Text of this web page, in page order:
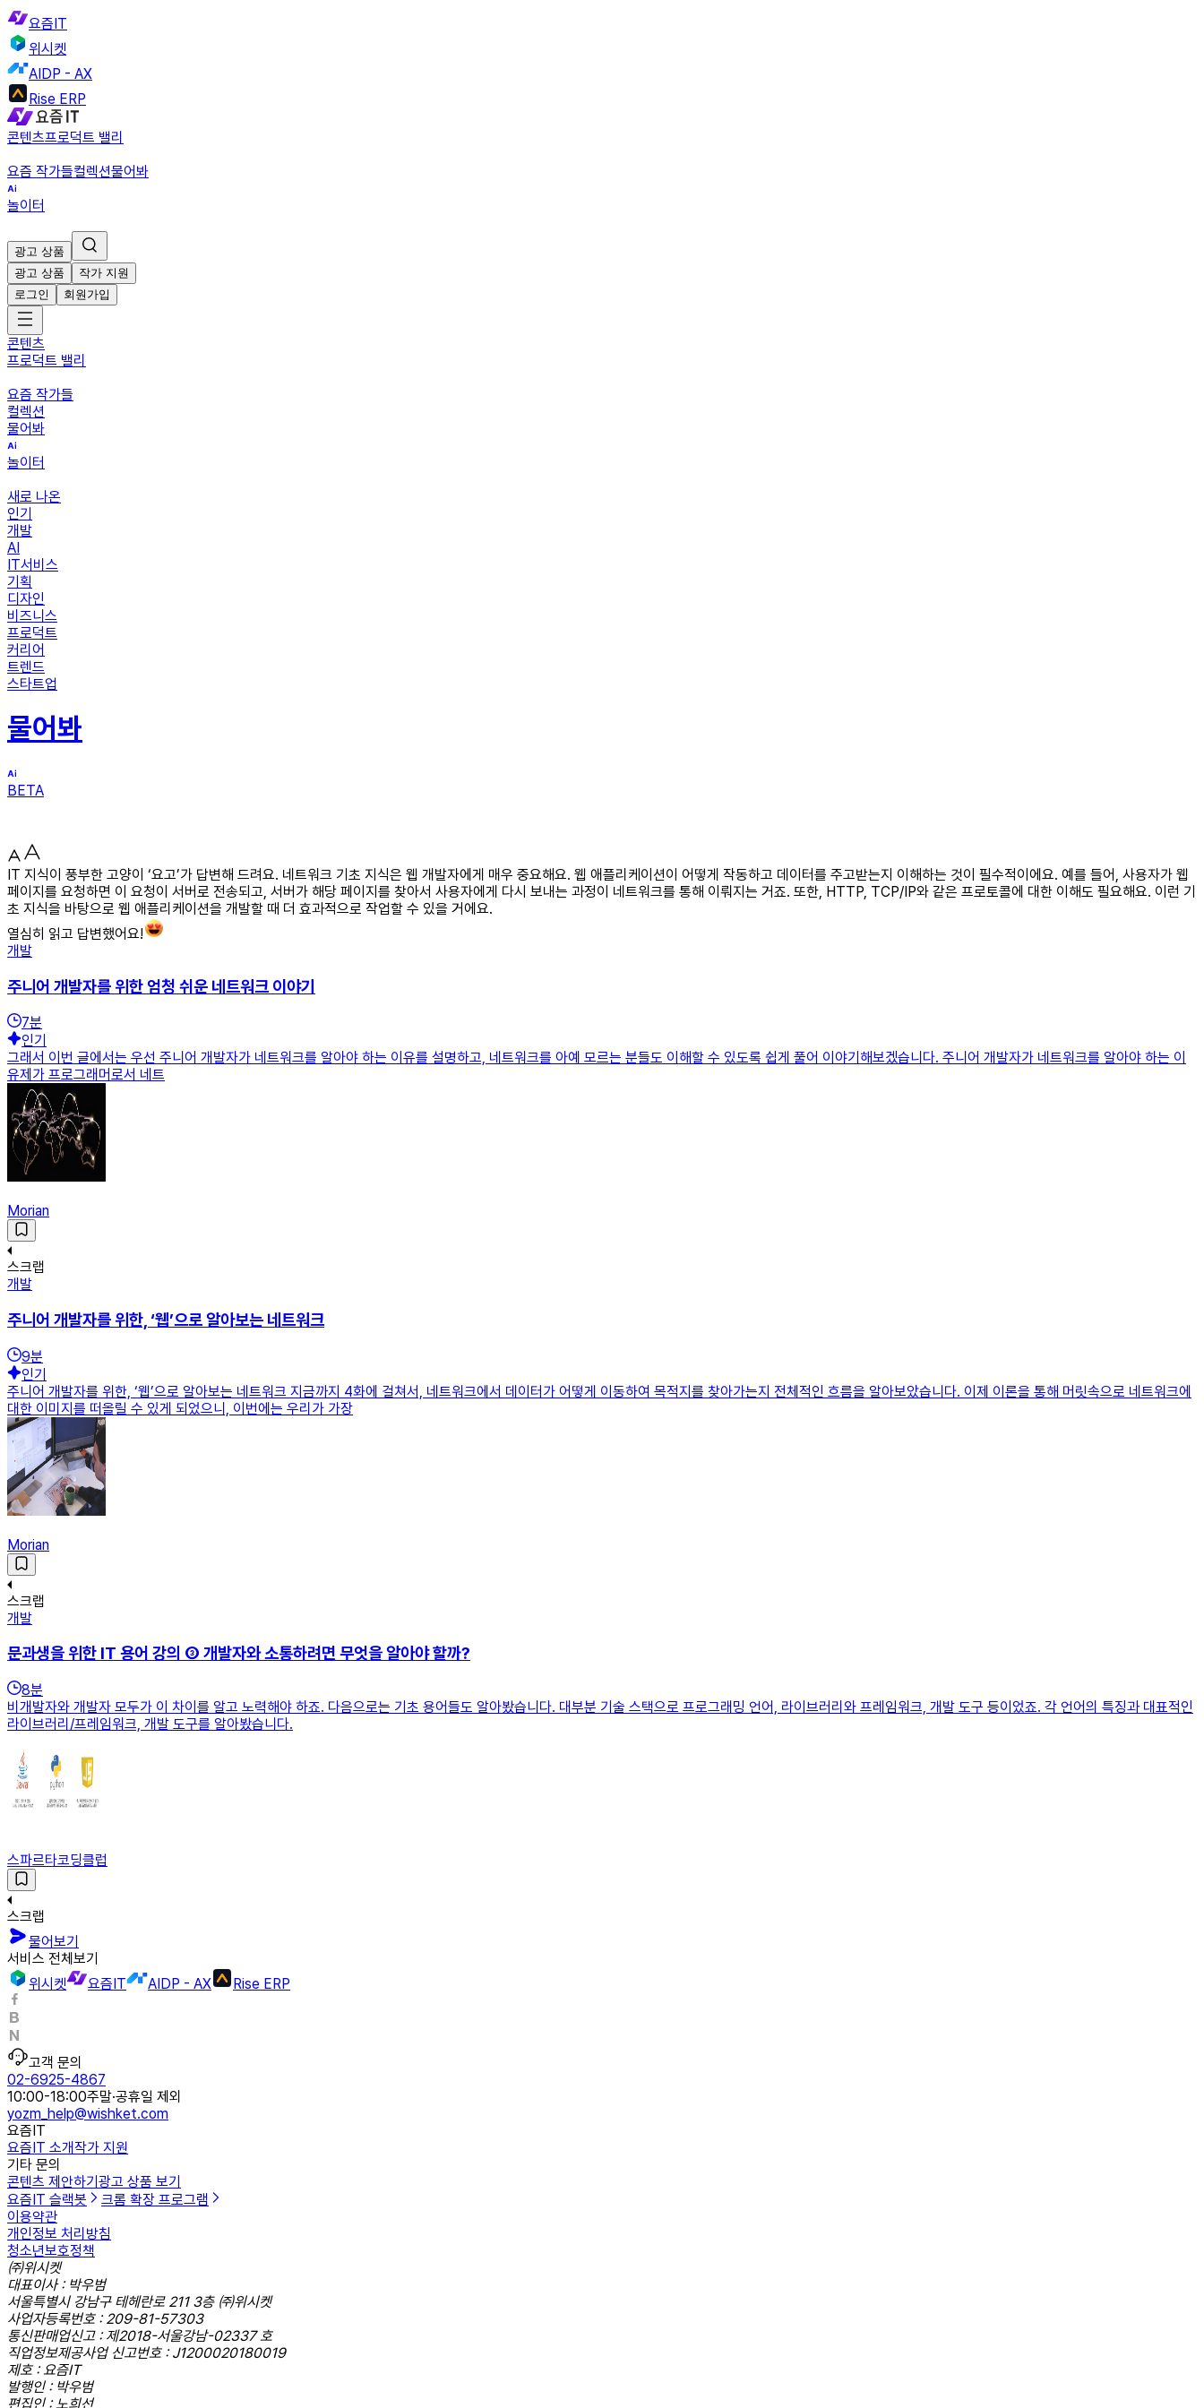
요즘IT
위시켓
AIDP - AX
Rise ERP
콘텐츠프로덕트 밸리
요즘 작가들컬렉션물어봐
놀이터
광고 상품
광고 상품
작가 지원
로그인
회원가입
콘텐츠
프로덕트 밸리
요즘 작가들
컬렉션
물어봐
놀이터
새로 나온
인기
개발
AI
IT서비스
기획
디자인
비즈니스
프로덕트
커리어
트렌드
스타트업
물어봐
BETA
IT 지식이 풍부한 고양이 ‘요고’가 답변해 드려요. 네트워크 기초 지식은 웹 개발자에게 매우 중요해요. 웹 애플리케이션이 어떻게 작동하고 데이터를 주고받는지 이해하는 것이 필수적이에요. 예를 들어, 사용자가 웹
페이지를 요청하면 이 요청이 서버로 전송되고, 서버가 해당 페이지를 찾아서 사용자에게 다시 보내는 과정이 네트워크를 통해 이뤄지는 거죠. 또한, HTTP, TCP/IP와 같은 프로토콜에 대한 이해도 필요해요. 이런 기
초 지식을 바탕으로 웹 애플리케이션을 개발할 때 더 효과적으로 작업할 수 있을 거에요.
열심히 읽고 답변했어요!
개발
주니어 개발자를 위한 엄청 쉬운 네트워크 이야기
7분
인기
그래서 이번 글에서는 우선 주니어 개발자가 네트워크를 알아야 하는 이유를 설명하고, 네트워크를 아예 모르는 분들도 이해할 수 있도록 쉽게 풀어 이야기해보겠습니다. 주니어 개발자가 네트워크를 알아야 하는 이
유제가 프로그래머로서 네트
Morian
스크랩
개발
주니어 개발자를 위한, ‘웹’으로 알아보는 네트워크
9분
인기
주니어 개발자를 위한, ‘웹’으로 알아보는 네트워크 지금까지 4화에 걸쳐서, 네트워크에서 데이터가 어떻게 이동하여 목적지를 찾아가는지 전체적인 흐름을 알아보았습니다. 이제 이론을 통해 머릿속으로 네트워크에
대한 이미지를 떠올릴 수 있게 되었으니, 이번에는 우리가 가장
Morian
스크랩
개발
문과생을 위한 IT 용어 강의 ③ 개발자와 소통하려면 무엇을 알아야 할까?
8분
비개발자와 개발자 모두가 이 차이를 알고 노력해야 하죠. 다음으로는 기초 용어들도 알아봤습니다. 대부분 기술 스택으로 프로그래밍 언어, 라이브러리와 프레임워크, 개발 도구 등이었죠. 각 언어의 특징과 대표적인
라이브러리/프레임워크, 개발 도구를 알아봤습니다.
스파르타코딩클럽
스크랩
물어보기
서비스 전체보기
위시켓
요즘IT AIDP - AX Rise ERP
고객 문의
02-6925-4867
10:00-18:00주말·공휴일 제외
yozm_help@wishket.com
요즘IT
요즘IT 소개작가 지원
기타 문의
콘텐츠 제안하기 광고 상품 보기
요즘IT 슬랙봇
크롬 확장 프로그램
이용약관
개인정보 처리방침
청소년보호정책
㈜위시켓
대표이사 : 박우범
서울특별시 강남구 테헤란로 211 3층 ㈜위시켓
사업자등록번호 : 209-81-57303
통신판매업신고 : 제2018-서울강남-02337 호
직업정보제공사업 신고번호 : J1200020180019
제호 : 요즘IT
발행인 : 박우범
편집인 : 노희선